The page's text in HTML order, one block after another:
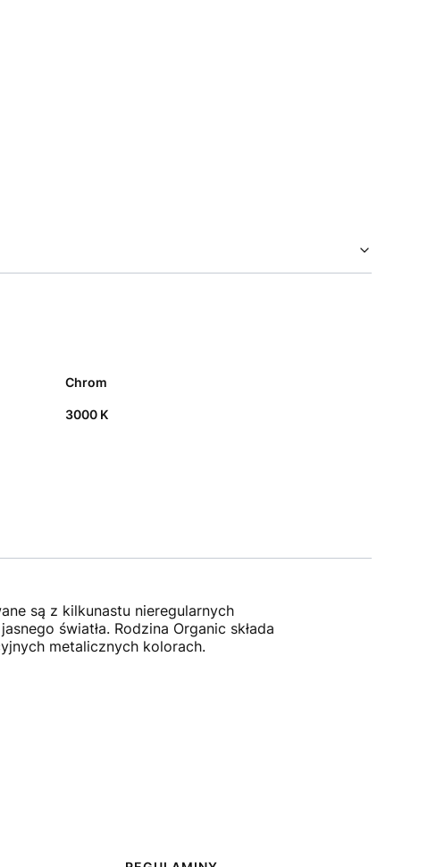
Chrom
3000 K
są z kilkunastu nieregularnych
światła. Rodzina Organic składa
metalicznych kolorach.